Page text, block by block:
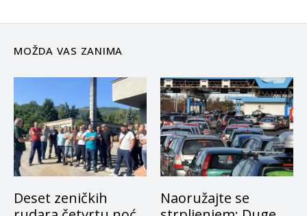
MOŽDA VAS ZANIMA
Deset zeničkih
Naoružajte se